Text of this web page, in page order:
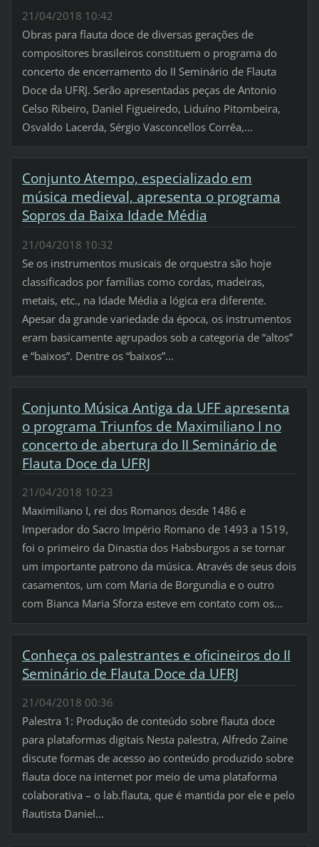
21/04/2018 10:42
Obras para flauta doce de diversas gerações de
compositores brasileiros constituem o programa do
concerto de encerramento do II Seminário de Flauta
Doce da UFRJ. Serão apresentadas peças de Antonio
Celso Ribeiro, Daniel Figueiredo, Liduíno Pitombeira,
Osvaldo Lacerda, Sérgio Vasconcellos Corrêa,...
Conjunto Atempo, especializado em
música medieval, apresenta o programa
Sopros da Baixa Idade Média
21/04/2018 10:32
Se os instrumentos musicais de orquestra são hoje
classificados por famílias como cordas, madeiras,
metais, etc., na Idade Média a lógica era diferente.
Apesar da grande variedade da época, os instrumentos
eram basicamente agrupados sob a categoria de “altos”
e “baixos”. Dentre os “baixos”...
Conjunto Música Antiga da UFF apresenta
o programa Triunfos de Maximiliano I no
concerto de abertura do II Seminário de
Flauta Doce da UFRJ
21/04/2018 10:23
Maximiliano I, rei dos Romanos desde 1486 e
Imperador do Sacro Império Romano de 1493 a 1519,
foi o primeiro da Dinastia dos Habsburgos a se tornar
um importante patrono da música. Através de seus dois
casamentos, um com Maria de Borgundia e o outro
com Bianca Maria Sforza esteve em contato com os...
Conheça os palestrantes e oficineiros do II
Seminário de Flauta Doce da UFRJ
21/04/2018 00:36
Palestra 1: Produção de conteúdo sobre flauta doce
para plataformas digitais Nesta palestra, Alfredo Zaine
discute formas de acesso ao conteúdo produzido sobre
flauta doce na internet por meio de uma plataforma
colaborativa – o lab.flauta, que é mantida por ele e pelo
flautista Daniel...